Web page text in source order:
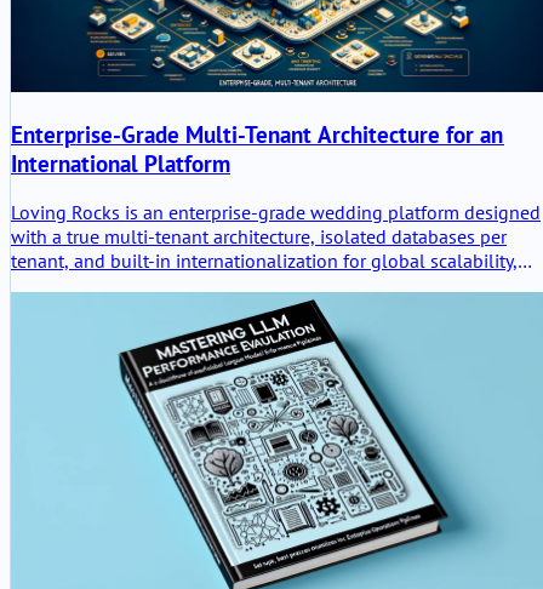
Enterprise-Grade Multi-Tenant Architecture for an
International Platform
Loving Rocks is an enterprise-grade wedding platform designed
with a true multi-tenant architecture, isolated databases per
tenant, and built-in internationalization for global scalability,